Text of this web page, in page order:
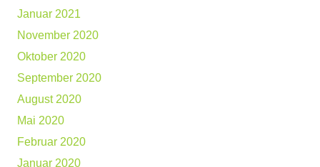
Januar 2021
November 2020
Oktober 2020
September 2020
August 2020
Mai 2020
Februar 2020
Januar 2020